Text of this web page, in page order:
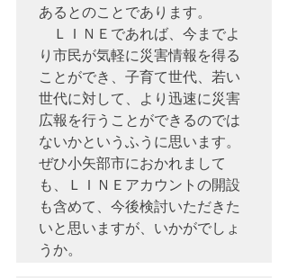
あるとのことであります。
ＬＩＮＥであれば、今までよ
り市民が気軽に災害情報を得る
ことができ、子育て世代、若い
世代に対して、より迅速に災害
広報を行うことができるのでは
ないかというふうに思います。
ぜひ小矢部市におかれまして
も、ＬＩＮＥアカウントの開設
も含めて、今後検討いただきた
いと思いますが、いかがでしょ